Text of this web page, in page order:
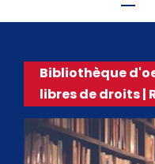
Bibliothèque
libres de droits |